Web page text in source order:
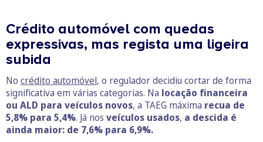
Crédito automóvel com quedas
expressivas, mas regista uma ligeira
subida
No crédito automóvel, o regulador decidiu cortar de forma
significativa em várias categorias. Na locação financeira
ou ALD para veículos novos, a TAEG máxima recua de
5,8% para 5,4%. Já nos veículos usados, a descida é
ainda maior: de 7,6% para 6,9%.